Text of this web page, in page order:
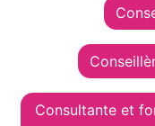
Consultante et